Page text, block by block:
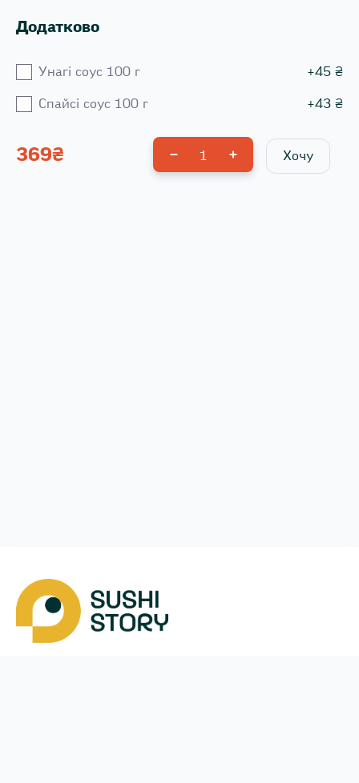
Додатково
Унагі соус 100 г +45 ₴
Спайсі соус 100 г +43 ₴
369₴ 1 Хочу